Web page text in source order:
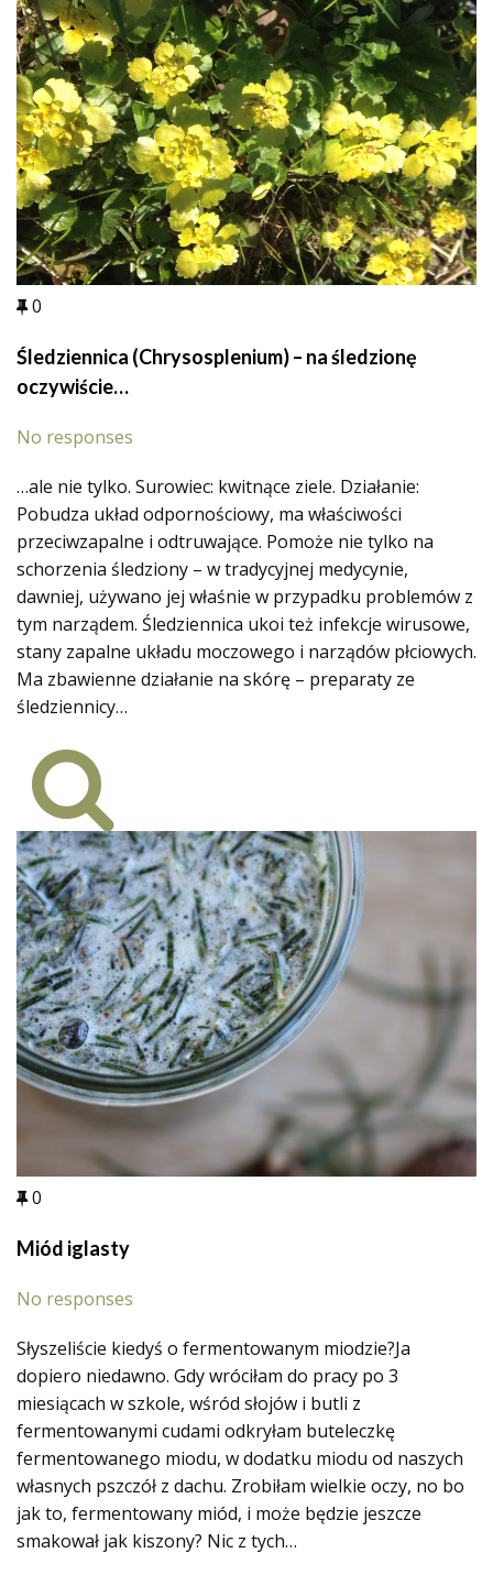
0
Śledziennica (Chrysosplenium) – na śledzionę
oczywiście…
No responses
…ale nie tylko. Surowiec: kwitnące ziele. Działanie:
Pobudza układ odpornościowy, ma właściwości
przeciwzapalne i odtruwające. Pomoże nie tylko na
schorzenia śledziony – w tradycyjnej medycynie,
dawniej, używano jej właśnie w przypadku problemów z
tym narządem. Śledziennica ukoi też infekcje wirusowe,
stany zapalne układu moczowego i narządów płciowych.
Ma zbawienne działanie na skórę – preparaty ze
śledziennicy…
0
Miód iglasty
No responses
Słyszeliście kiedyś o fermentowanym miodzie?Ja
dopiero niedawno. Gdy wróciłam do pracy po 3
miesiącach w szkole, wśród słojów i butli z
fermentowanymi cudami odkryłam buteleczkę
fermentowanego miodu, w dodatku miodu od naszych
własnych pszczół z dachu. Zrobiłam wielkie oczy, no bo
jak to, fermentowany miód, i może będzie jeszcze
smakował jak kiszony? Nic z tych…